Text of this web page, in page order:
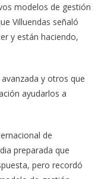
modelos de gestión
Villuendas señaló
y están haciendo,
y otros que
ayudarlos a
de
preparada que
pero recordó